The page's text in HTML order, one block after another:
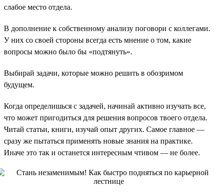
слабое место отдела.
В дополнение к собственному анализу поговори с коллегами.
У них со своей стороны всегда есть мнение о том, какие
вопросы можно было бы «подтянуть».
Выбирай задачи, которые можно решить в обозримом
будущем.
Когда определишься с задачей, начинай активно изучать все,
что может пригодиться для решения вопросов твоего отдела.
Читай статьи, книги, изучай опыт других. Самое главное —
сразу же пытаться применять новые знания на практике.
Иначе это так и останется интересным чтивом — не более.